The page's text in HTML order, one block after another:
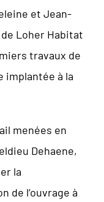
et Jean-
Loher Habitat
travaux de
implantée à la
menées en
Dehaene,
la
de l’ouvrage à